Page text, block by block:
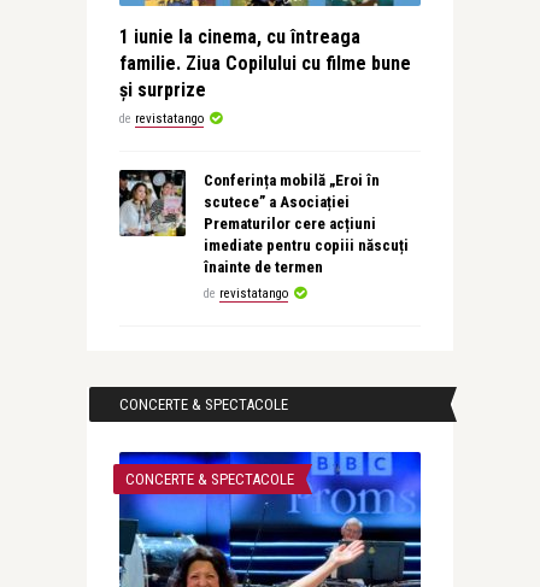
1 iunie la cinema, cu întreaga
familie. Ziua Copilului cu filme bune
și surprize
de revistatango
Conferința mobilă „Eroi în
scutece” a Asociației
Prematurilor cere acțiuni
imediate pentru copiii născuți
înainte de termen
de revistatango
CONCERTE & SPECTACOLE
CONCERTE & SPECTACOLE